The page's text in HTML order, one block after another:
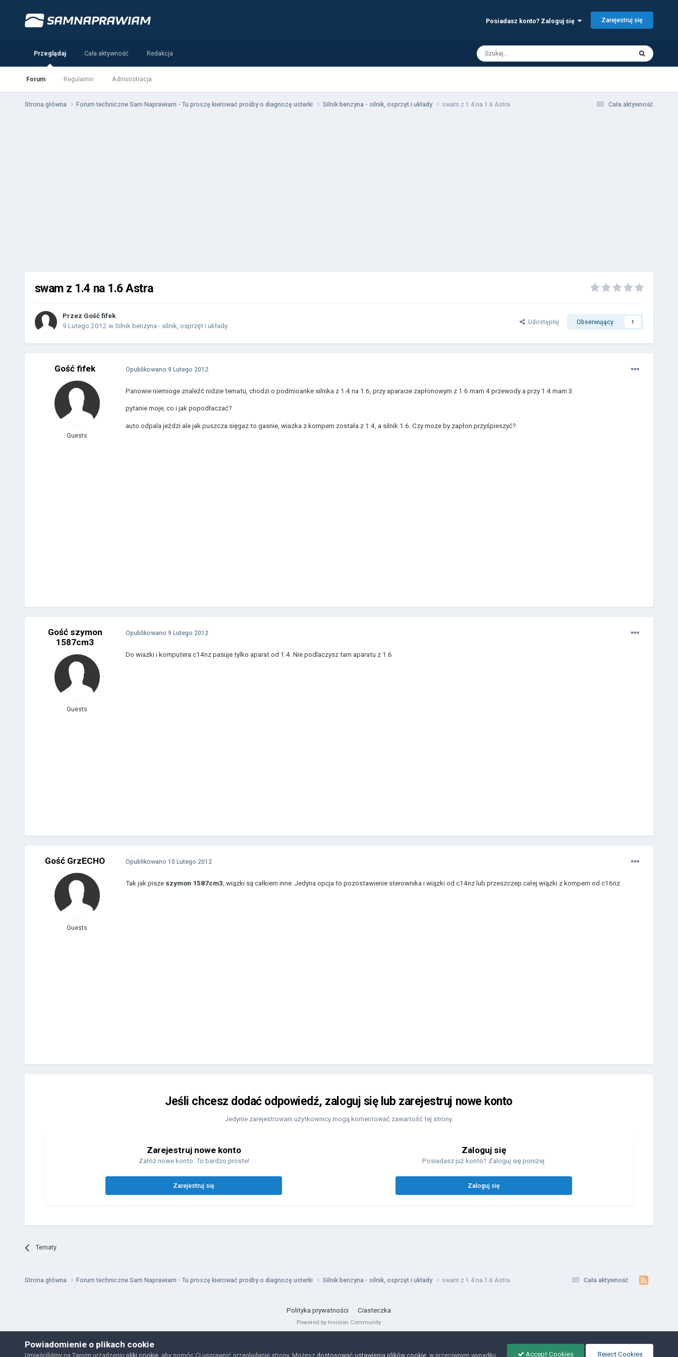
Posiadasz konto? Zaloguj się Zarejestruj się
Przeglądaj
Forum Regulamin Administracja
Cała aktywność Redakcja
Cała aktywność
Strona główna Forum techniczne Sam Naprawiam - Tu proszę kierować prośby o diagnozę usterki Silnik benzyna - silnik, osprzęt i układy swam z 1.4 na 1.6 Astra
swam z 1.4 na 1.6 Astra
Przez Gość fifek
9 Lutego 2012 w Silnik benzyna - silnik, osprzęt i układy Udostępnij Obserwujący 1
Gość fifek
Guests
Opublikowano 9 Lutego 2012
Panowie niemioge znaleźć nidzie tematu, chodzi o podmioanke silnika z 1.4 na 1.6, przy aparacie zapłonowym z 1.6 mam 4 przewody a przy 1.4 mam 3.
pytanie moje, co i jak popodłaczać?
auto odpala jeździ ale jak puszcza sięgaz to gasnie, wiazka z kompem została z 1.4, a silnik 1.6. Czy moze by zapłon przyśpieszyć?
Gość szymon
1587cm3
Guests
Opublikowano 9 Lutego 2012
Do wiazki i komputera c14nz pasuje tylko aparat od 1.4. Nie podlaczysz tam aparatu z 1.6
Gość GrzECHO
Guests
Opublikowano 10 Lutego 2012
Tak jak pisze szymon 1587cm3 , wiązki są całkiem inne. Jedyna opcja to pozostawienie sterownika i wiązki od c14nz lub przeszczep całej wiązki z kompem od c16nz.
Jeśli chcesz dodać odpowiedź, zaloguj się lub zarejestruj nowe konto
Jedynie zarejestrowani użytkownicy mogą komentować zawartość tej strony.
Zarejestruj nowe konto
Załóż nowe konto. To bardzo proste!
Zarejestruj się
Zaloguj się
Posiadasz już konto? Zaloguj się poniżej.
Zaloguj się
Tematy
Cała aktywność
Strona główna Forum techniczne Sam Naprawiam - Tu proszę kierować prośby o diagnozę usterki Silnik benzyna - silnik, osprzęt i układy swam z 1.4 na 1.6 Astra
Polityka prywatności Ciasteczka
Powered by Invision Community
Powiadomienie o plikach cookie
Umieściliśmy na Twoim urządzeniu pliki cookie, aby pomóc Ci usprawnić przeglądanie strony. Możesz dostosować ustawienia plików cookie, w przeciwnym wypadku Accept Cookies Reject Cookies